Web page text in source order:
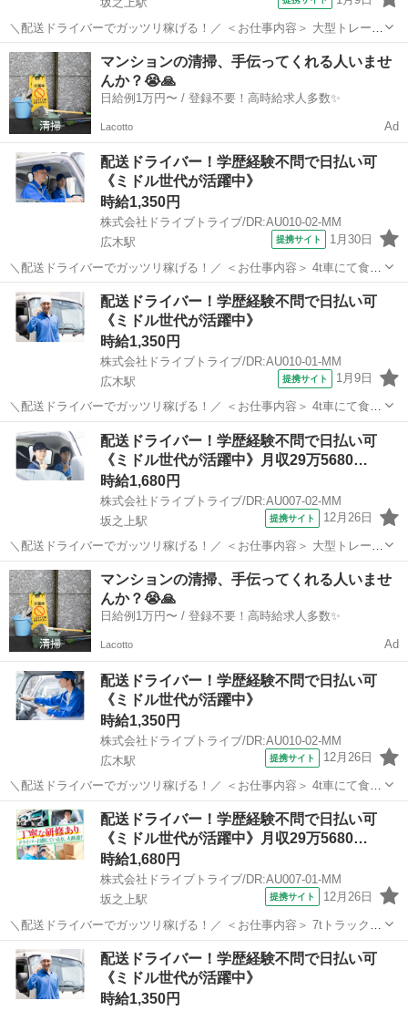
＼配送ドライバーでガッツリ稼げる！／ ＜お仕事内容＞ 大型トレーラ
ーによる貨物集配業務（トレーラー運転および付帯業務） ■車種・内
容：DR:大型＋作業 ■商品：その他 ■配送先：ヤマト運輸(姶良)センタ
ーなど ■配送件数...
鹿児島 鹿児島市 デリバリー
マンションの清掃、手伝ってくれる人いませ
んか？😭🙏
日給例1万円〜 / 登録不要！高時給求人多数✨
Lacotto Ad
配送ドライバー！学歴経験不問で日払い可
《ミドル世代が活躍中》
時給1,350円
株式会社ドライブトライブ/DR:AU010-02-MM
広木駅
提携サイト 1月30日
＼配送ドライバーでガッツリ稼げる！／ ＜お仕事内容＞ 4t車にて食品
の配送業務及び付随する業務 ■車種・内容：DR:4t ■商品：食品 ■配送
先：飲食店等 ■配送件数：15件～20件 ＜必須資格＞ 中型免許(8t限
定)...
鹿児島 鹿児島市 広木駅 デリバリー
配送ドライバー！学歴経験不問で日払い可
《ミドル世代が活躍中》
時給1,350円
株式会社ドライブトライブ/DR:AU010-01-MM
広木駅
提携サイト 1月9日
＼配送ドライバーでガッツリ稼げる！／ ＜お仕事内容＞ 4t車にて食品
の配送業務及び付随する業務 ■車種・内容：DR:4t ■商品：食品 ■配送
先：センター間 ■配送件数：日によるが少ない ＜必須資格＞ 中型免
許(8t限...
鹿児島 鹿児島市 広木駅 デリバリー
配送ドライバー！学歴経験不問で日払い可
《ミドル世代が活躍中》月収29万5680…
時給1,680円
株式会社ドライブトライブ/DR:AU007-02-MM
坂之上駅
提携サイト 12月26日
＼配送ドライバーでガッツリ稼げる！／ ＜お仕事内容＞ 大型トレーラ
ーによる貨物集配業務（トレーラー運転および付帯業務） ■車種・内
容：DR:大型＋作業 ■商品：その他 ■配送先：ヤマト運輸(姶良)センタ
ーなど ■配送件数...
鹿児島 鹿児島市 デリバリー
マンションの清掃、手伝ってくれる人いませ
んか？😭🙏
日給例1万円〜 / 登録不要！高時給求人多数✨
Lacotto Ad
配送ドライバー！学歴経験不問で日払い可
《ミドル世代が活躍中》
時給1,350円
株式会社ドライブトライブ/DR:AU010-02-MM
広木駅
提携サイト 12月26日
＼配送ドライバーでガッツリ稼げる！／ ＜お仕事内容＞ 4t車にて食品
の配送業務及び付随する業務 ■車種・内容：DR:4t ■商品：食品 ■配送
先：飲食店等 ■配送件数：15件～20件 ＜必須資格＞ 中型免許(8t限
定)...
鹿児島 鹿児島市 広木駅 デリバリー
配送ドライバー！学歴経験不問で日払い可
《ミドル世代が活躍中》月収29万5680…
時給1,680円
株式会社ドライブトライブ/DR:AU007-01-MM
坂之上駅
提携サイト 12月26日
＼配送ドライバーでガッツリ稼げる！／ ＜お仕事内容＞ 7tトラックに
よる貨物集配業務（トラック運転および付帯業務） ■車種・内容：DR:
大型＋作業 ■商品：その他 ■配送先：ヤマト運輸(姶良)センターなど ■
配送件数：3...
鹿児島 鹿児島市 坂之上駅 デリバリー
配送ドライバー！学歴経験不問で日払い可
《ミドル世代が活躍中》
時給1,350円